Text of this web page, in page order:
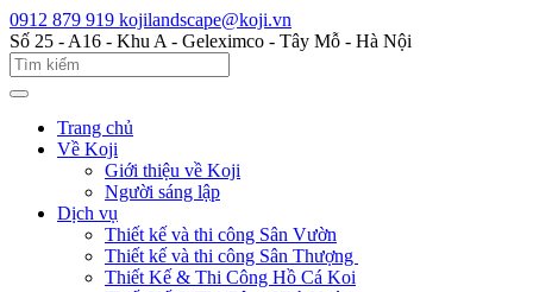
0912 879 919 kojilandscape@koji.vn
Số 25 - A16 - Khu A - Geleximco - Tây Mỗ - Hà Nội
Trang chủ
Về Koji
Giới thiệu về Koji
Người sáng lập
Dịch vụ
Thiết kế và thi công Sân Vườn
Thiết kế và thi công Sân Thượng
Thiết Kế & Thi Công Hồ Cá Koi